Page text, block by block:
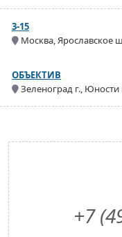
3-15
Москва, Ярославское
ОБЪЕКТИВ
Зеленоград г., Юности
+7